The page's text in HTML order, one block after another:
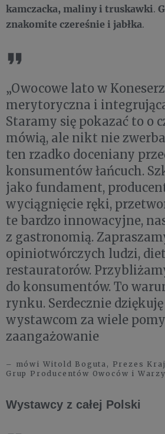
kamczacka, maliny i truskawki.
znakomite czereśnie i jabłka.
„Owocowe lato w
merytoryczna i
Staramy się pokazać to o
mówią, ale nikt nie
ten rzadko doceniany
konsumentów łańcuch.
jako fundament,
wyciągnięcie ręki,
te bardzo innowacyjne,
z gastronomią.
opiniotwórczych ludzi,
restauratorów.
do konsumentów. To
rynku. Serdecznie
wystawcom za wiele
zaangażowanie
– mówi Witold Boguta, Prezes
Grup Producentów Owoców i
Wystawcy z całej Polski